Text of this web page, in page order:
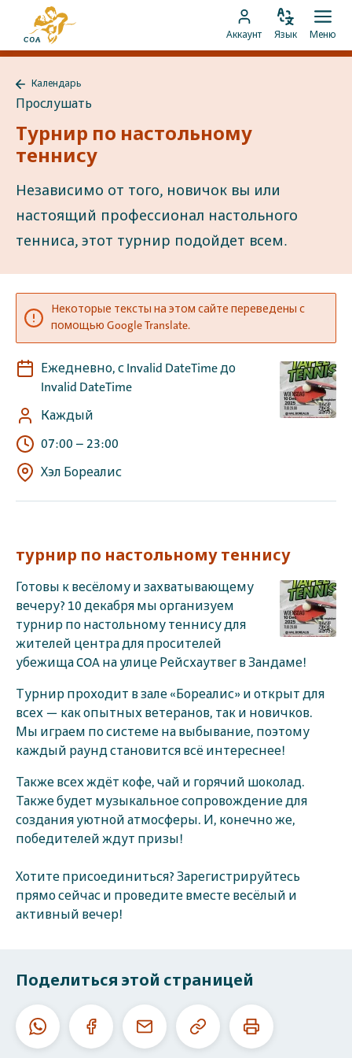
Перейти
контенту
главную
страницу
Перейти
к
Аккаунт
Изменить
Язык Меню
Календарь
Прослушать
Турнир по настольному
теннису
Независимо от того, новичок вы или
настоящий профессионал настольного
тенниса, этот турнир подойдет всем.
Некоторые тексты на этом сайте переведены с
помощью Google Translate.
Ежедневно, с Invalid DateTime до
Invalid DateTime
Каждый
07:00 – 23:00
Хэл Бореалис
турнир по настольному теннису
Готовы к весёлому и захватывающему
вечеру? 10 декабря мы организуем
турнир по настольному теннису для
жителей центра для просителей
убежища COA на улице Рейсхаутвег в Зандаме!
Турнир проходит в зале «Бореалис» и открыт для
всех — как опытных ветеранов, так и новичков.
Мы играем по системе на выбывание, поэтому
каждый раунд становится всё интереснее!
Также всех ждёт кофе, чай и горячий шоколад.
Также будет музыкальное сопровождение для
создания уютной атмосферы. И, конечно же,
победителей ждут призы!
Хотите присоединиться? Зарегистрируйтесь
прямо сейчас и проведите вместе весёлый и
активный вечер!
Поделиться этой страницей
WhatsappFacebookE-
Скопировать
данный
Печатать
эту